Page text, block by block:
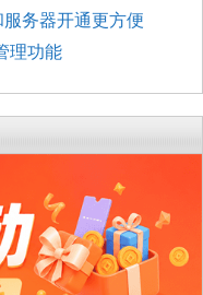
务器开通更方便
理功能